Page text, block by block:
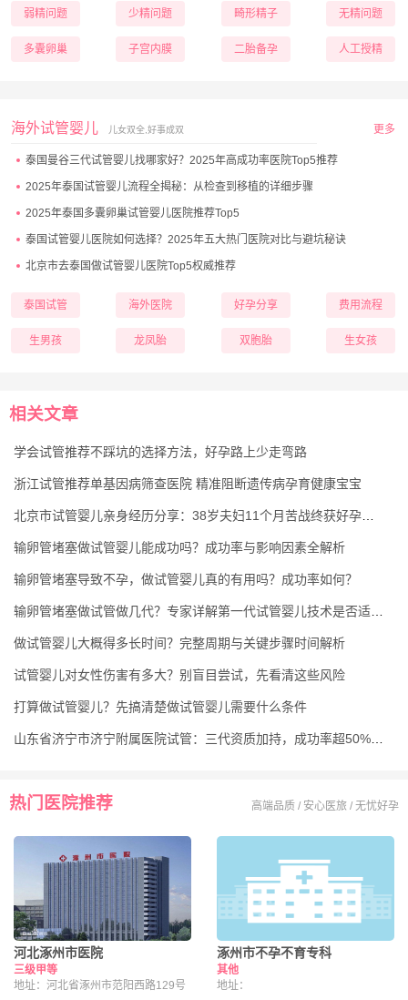
弱精问题 少精问题 畸形精子 无精问题
多囊卵巢 子宫内膜 二胎备孕 人工授精
海外试管婴儿 儿女双全,好事成双 更多
泰国曼谷三代试管婴儿找哪家好？2025年高成功率医院Top5推荐
2025年泰国试管婴儿流程全揭秘：从检查到移植的详细步骤
2025年泰国多囊卵巢试管婴儿医院推荐Top5
泰国试管婴儿医院如何选择？2025年五大热门医院对比与避坑秘诀
北京市去泰国做试管婴儿医院Top5权威推荐
泰国试管 海外医院 好孕分享 费用流程
生男孩 龙凤胎 双胞胎 生女孩
相关文章
学会试管推荐不踩坑的选择方法，好孕路上少走弯路
浙江试管推荐单基因病筛查医院 精准阻断遗传病孕育健康宝宝
输卵管堵塞做试管婴儿能成功吗？成功率与影响因素全解析
输卵管堵塞导致不孕，做试管婴儿真的有用吗？成功率如何？
做试管婴儿大概得多长时间？完整周期与关键步骤时间解析
试管婴儿对女性伤害有多大？别盲目尝试，先看清这些风险
打算做试管婴儿？先搞清楚做试管婴儿需要什么条件
热门医院推荐 高端品质 / 安心医旅 / 无忧好孕
河北涿州市医院
三级甲等
地址：河北省涿州市范阳西路129号
涿州市不孕不育专科
其他
地址：